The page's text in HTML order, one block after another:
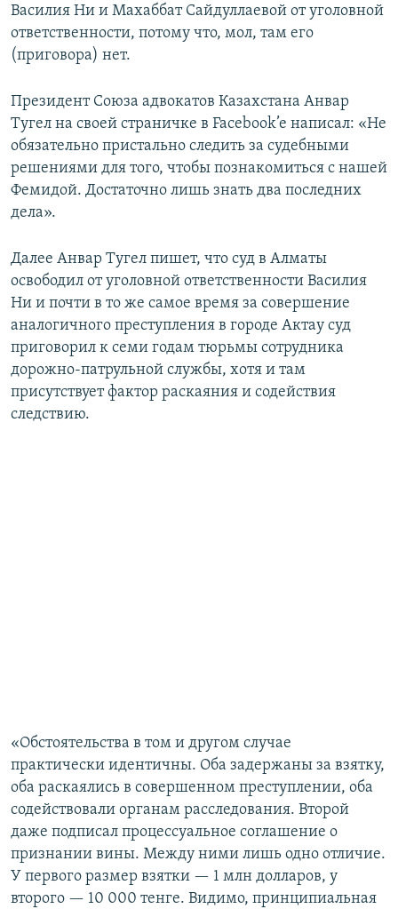
Василия Ни и Махаббат Сайдуллаевой от уголовной
ответственности, потому что, мол, там его
(приговора) нет.
Президент Союза адвокатов Казахстана Анвар
Тугел на своей страничке в Facebook’e написал: «Не
обязательно пристально следить за судебными
решениями для того, чтобы познакомиться с нашей
Фемидой. Достаточно лишь знать два последних
дела».
Далее Анвар Тугел пишет, что суд в Алматы
освободил от уголовной ответственности Василия
Ни и почти в то же самое время за совершение
аналогичного преступления в городе Актау суд
приговорил к семи годам тюрьмы сотрудника
дорожно-патрульной службы, хотя и там
присутствует фактор раскаяния и содействия
следствию.
«Обстоятельства в том и другом случае
практически идентичны. Оба задержаны за взятку,
оба раскаялись в совершенном преступлении, оба
содействовали органам расследования. Второй
даже подписал процессуальное соглашение о
признании вины. Между ними лишь одно отличие.
У первого размер взятки — 1 млн долларов, у
второго — 10 000 тенге. Видимо, принципиальная